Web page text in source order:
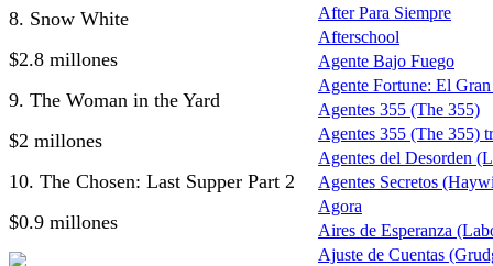
8. Snow White
$2.8 millones
9. The Woman in the Yard
$2 millones
10. The Chosen: Last Supper Part 2
$0.9 millones
After Para Siempre
Afterschool
Agente Bajo Fuego
Agente Fortune: El
Agentes 355 (The 355)
Agentes 355 (The 355)
Agentes del Desorden
Agentes Secretos
Agora
Aires de Esperanza
Ajuste de Cuentas